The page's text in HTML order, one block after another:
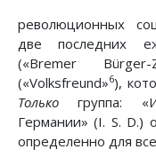
революционных
две последних
(«Bremer Bürger-
(«Volksfreund»6),
Только группа:
Германии» (I. S. D.)
определенно для